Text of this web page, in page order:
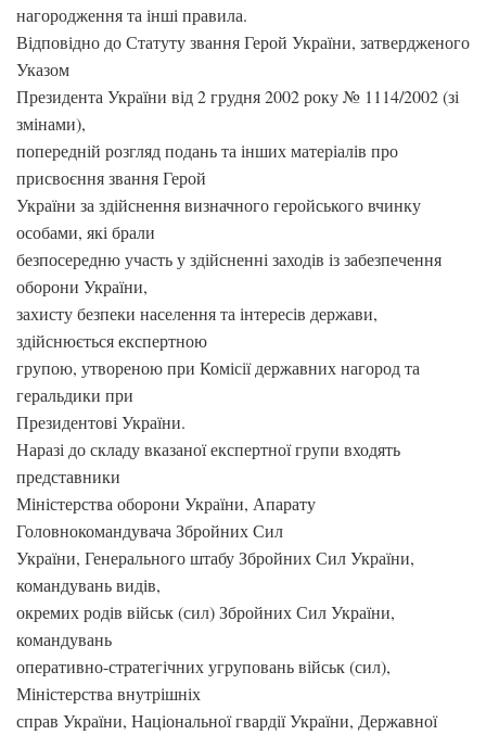
нагородження та інші правила.
Відповідно до Статуту звання Герой України, затвердженого
Указом
Президента України від 2 грудня 2002 року № 1114/2002 (зі
змінами),
попередній розгляд подань та інших матеріалів про
присвоєння звання Герой
України за здійснення визначного геройського вчинку
особами, які брали
безпосередню участь у здійсненні заходів із забезпечення
оборони України,
захисту безпеки населення та інтересів держави,
здійснюється експертною
групою, утвореною при Комісії державних нагород та
геральдики при
Президентові України.
Наразі до складу вказаної експертної групи входять
представники
Міністерства оборони України, Апарату
Головнокомандувача Збройних Сил
України, Генерального штабу Збройних Сил України,
командувань видів,
окремих родів військ (сил) Збройних Сил України,
командувань
оперативно-стратегічних угруповань військ (сил),
Міністерства внутрішніх
справ України, Національної гвардії України, Державної